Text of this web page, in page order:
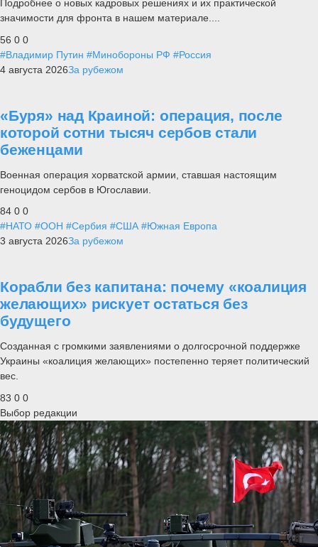
Подробнее о новых кадровых решениях и их практической
значимости для фронта в нашем материале....
56 0 0
#Владимир Путин #Минобороны РФ #Россия
4 августа 2026За рубежом
«Буря» над Краиной: операция, после
которой сотни тысяч сербов стали
беженцами
Военная операция хорватской армии, ставшая настоящим
геноцидом сербов в Югославии.
84 0 0
#НАТО #ООН #Сербия #США #Южная Европа
3 августа 2026За рубежом
Корабли без капитана: почему «коалиция
желающих» рискует остаться без
будущего
Созданная с громкими заявлениями о долгосрочной поддержке
Украины «коалиция желающих» постепенно теряет политический
вес.
83 0 0
Выбор редакции